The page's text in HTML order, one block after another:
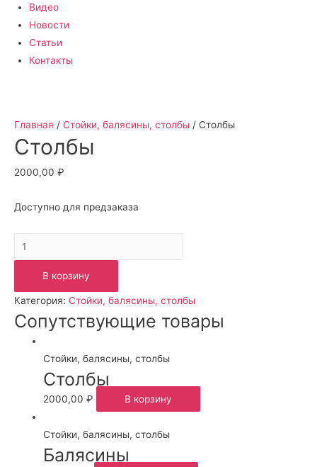
Видео
Новости
Статьи
Контакты
Главная / Стойки, балясины, столбы / Столбы
Столбы
2000,00 ₽
Доступно для предзаказа
Количество
Столбы
В корзину
Категория: Стойки, балясины, столбы
Сопутствующие товары
Стойки, балясины, столбы
Столбы
2000,00₽ В корзину
Стойки, балясины, столбы
Балясины